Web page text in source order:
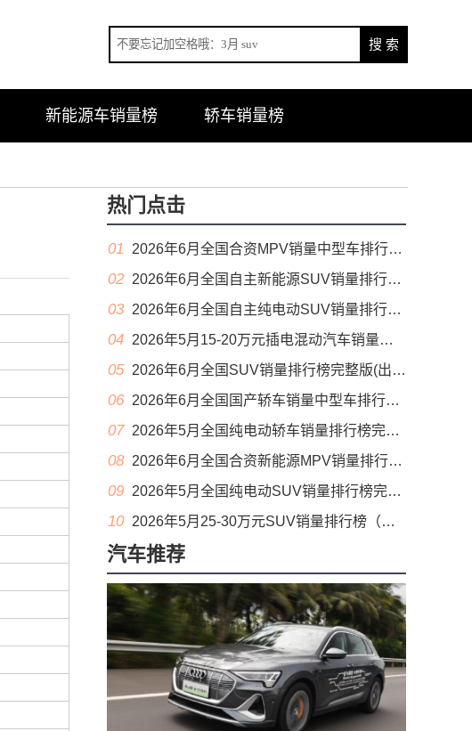
新能源车销量榜 轿车销量榜
热门点击
01 2026年6月全国合资MPV销量中型车排行榜完整版(零售量
02 2026年6月全国自主新能源SUV销量排行榜完整版(零售量
03 2026年6月全国自主纯电动SUV销量排行榜完整版(零售量
04 2026年5月15-20万元插电混动汽车销量排行榜（零售量）
05 2026年6月全国SUV销量排行榜完整版(出口量
06 2026年6月全国国产轿车销量中型车排行榜完整版(零售量
07 2026年5月全国纯电动轿车销量排行榜完整版(批发量
08 2026年6月全国合资新能源MPV销量排行榜完整版(零售量
09 2026年5月全国纯电动SUV销量排行榜完整版(零售量
10 2026年5月25-30万元SUV销量排行榜（零售量）
汽车推荐